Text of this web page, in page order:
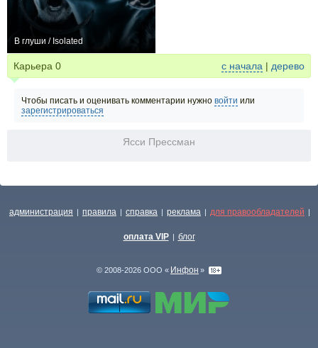
В глуши / Isolated
Карьера 0 с начала | дерево
Чтобы писать и оценивать комментарии нужно войти или
зарегистрироваться
Ясси Прессман
администрация | правила | справка | реклама | для правообладателей |
оплата VIP | блог
© 2008-2026 ООО « Инфон »